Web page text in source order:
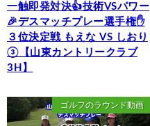
一触即発対決👍技術VSパワー
🎉デスマッチプレー選手権✋
３位決定戦 もえな VS しおり
③【山東カントリークラブ
3H】
ゴルフのラウンド動画